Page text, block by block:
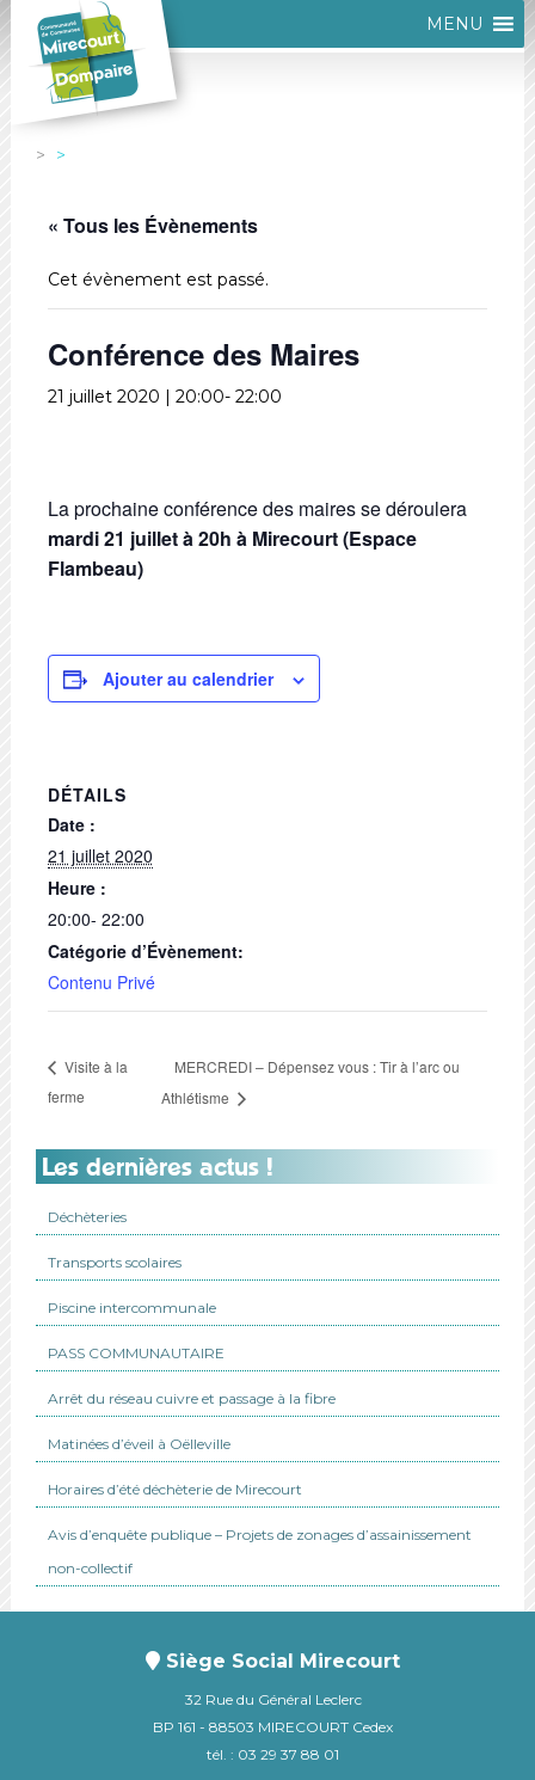
MENU
« Tous les Évènements
Cet évènement est passé.
Conférence des Maires
21 juillet 2020 | 20:00- 22:00
La prochaine conférence des maires se déroulera
mardi 21 juillet à 20h à Mirecourt (Espace
Flambeau)
Ajouter au calendrier
DÉTAILS
Date :
21 juillet 2020
Heure :
20:00- 22:00
Catégorie d’Évènement:
Contenu Privé
Visite à la
ferme
MERCREDI – Dépensez vous : Tir à l’arc ou
Athlétisme
Les dernières actus !
Déchèteries
Transports scolaires
Piscine intercommunale
PASS COMMUNAUTAIRE
Arrêt du réseau cuivre et passage à la fibre
Matinées d’éveil à Oëlleville
Horaires d’été déchèterie de Mirecourt
Avis d’enquête publique – Projets de zonages d’assainissement
non-collectif
Siège Social Mirecourt
32 Rue du Général Leclerc
BP 161 - 88503 MIRECOURT Cedex
tél. : 03 29 37 88 01